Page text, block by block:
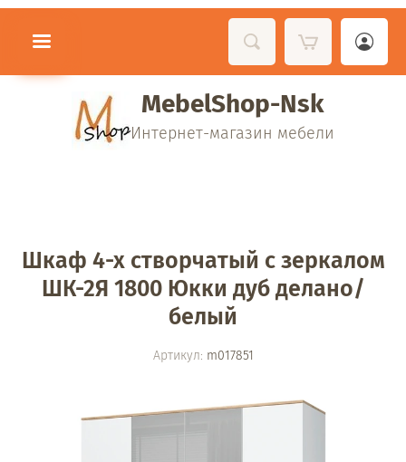
MebelShop-Nsk
Интернет-магазин мебели
Шкаф 4-х створчатый с зеркалом
ШК-2Я 1800 Юкки дуб делано/
белый
Артикул: m017851